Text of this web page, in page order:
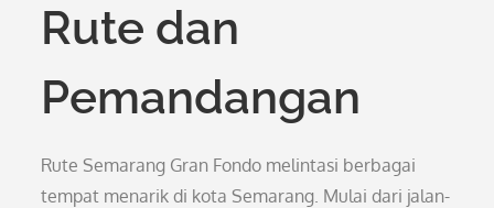
Rute dan
Pemandangan
Rute Semarang Gran Fondo melintasi berbagai
tempat menarik di kota Semarang. Mulai dari jalan-